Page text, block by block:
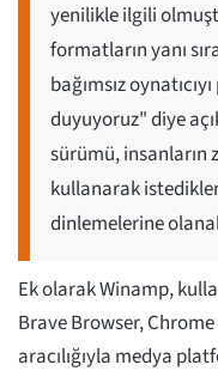
yenilikle ilgili
formatların yanı
bağımsız
duyuyoruz" diye
sürümü, insanların
kullanarak
dinlemelerine
Ek olarak Winamp,
Brave Browser,
aracılığıyla medya